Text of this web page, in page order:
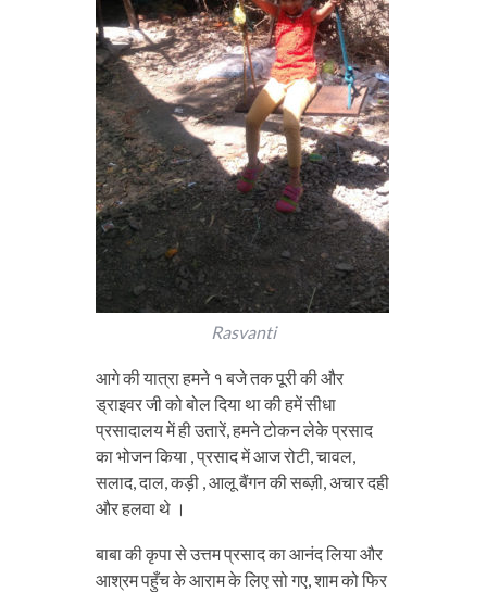
Rasvanti
आगे की यात्रा हमने १ बजे तक पूरी की और
ड्राइवर जी को बोल दिया था की हमें सीधा
प्रसादालय में ही उतारें, हमने टोकन लेके प्रसाद
का भोजन किया , प्रसाद में आज रोटी, चावल,
सलाद, दाल, कड़ी , आलू बैंगन की सब्ज़ी, अचार दही
और हलवा थे ।
बाबा की कृपा से उत्तम प्रसाद का आनंद लिया और
आश्रम पहुँच के आराम के लिए सो गए, शाम को फिर